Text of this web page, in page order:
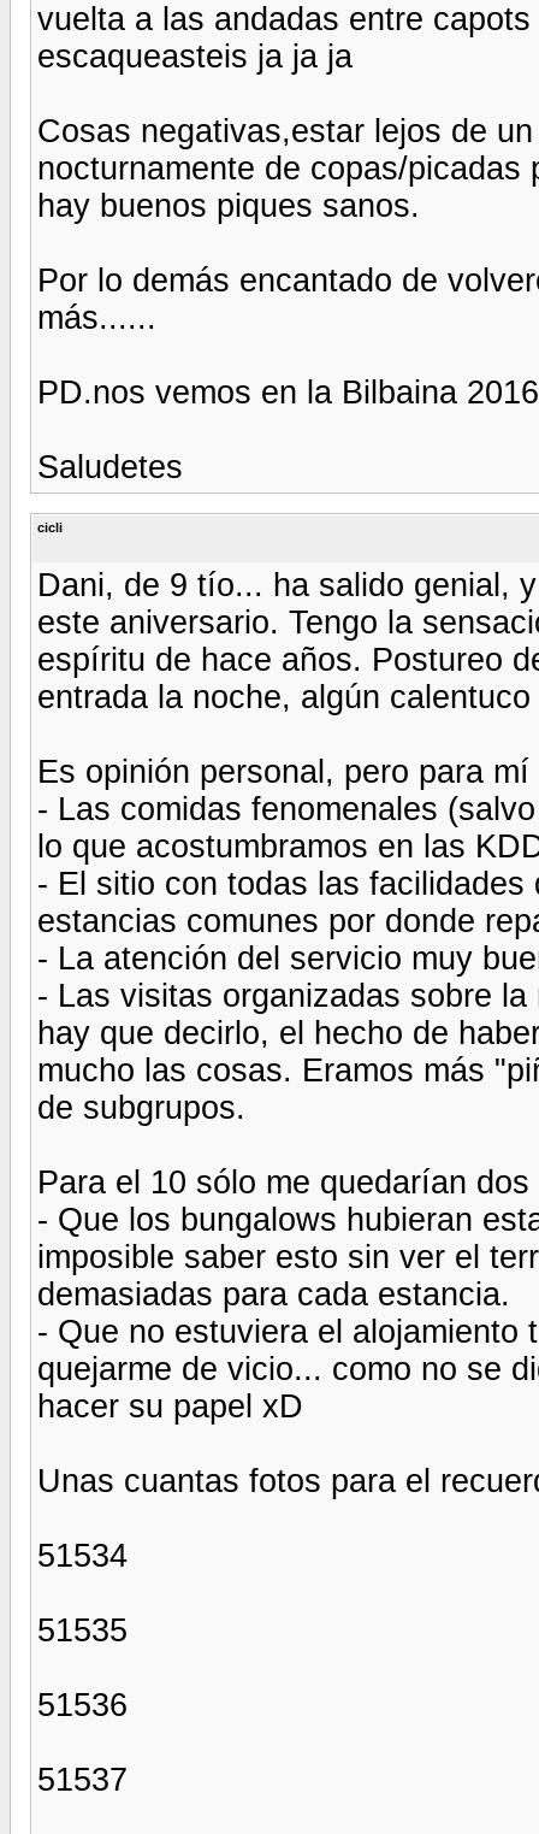
vuelta a las andadas entre
escaqueasteis ja ja ja
Cosas negativas,estar lejos de
nocturnamente de copas/
hay buenos piques sanos.
Por lo demás encantado de
más......
PD.nos vemos en la Bilbaina
Saludetes
cicli
Dani, de 9 tío... ha salido genial,
este aniversario. Tengo la
espíritu de hace años. Postureo
entrada la noche, algún
Es opinión personal, pero para
- Las comidas fenomenales
lo que acostumbramos en las
- El sitio con todas las
estancias comunes por donde
- La atención del servicio muy
- Las visitas organizadas sobre
hay que decirlo, el hecho de
mucho las cosas. Eramos más
de subgrupos.
Para el 10 sólo me quedarían
- Que los bungalows hubieran
imposible saber esto sin ver el
demasiadas para cada estancia.
- Que no estuviera el
quejarme de vicio... como no se
hacer su papel xD
Unas cuantas fotos para el
51534
51535
51536
51537